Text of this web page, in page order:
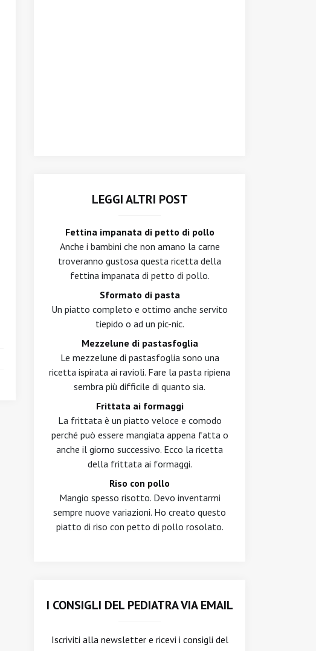
LEGGI ALTRI POST
Fettina impanata di petto di pollo
Anche i bambini che non amano la carne
troveranno gustosa questa ricetta della
fettina impanata di petto di pollo.
Sformato di pasta
Un piatto completo e ottimo anche servito
tiepido o ad un pic-nic.
Mezzelune di pastasfoglia
Le mezzelune di pastasfoglia sono una
ricetta ispirata ai ravioli. Fare la pasta ripiena
sembra più difficile di quanto sia.
Frittata ai formaggi
La frittata è un piatto veloce e comodo
perché può essere mangiata appena fatta o
anche il giorno successivo. Ecco la ricetta
della frittata ai formaggi.
Riso con pollo
Mangio spesso risotto. Devo inventarmi
sempre nuove variazioni. Ho creato questo
piatto di riso con petto di pollo rosolato.
I CONSIGLI DEL PEDIATRA VIA EMAIL
Iscriviti alla newslettere ricevi i consigli del